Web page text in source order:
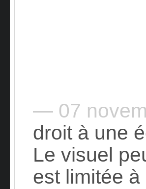
— 07
droit à une
Le visuel
est limitée